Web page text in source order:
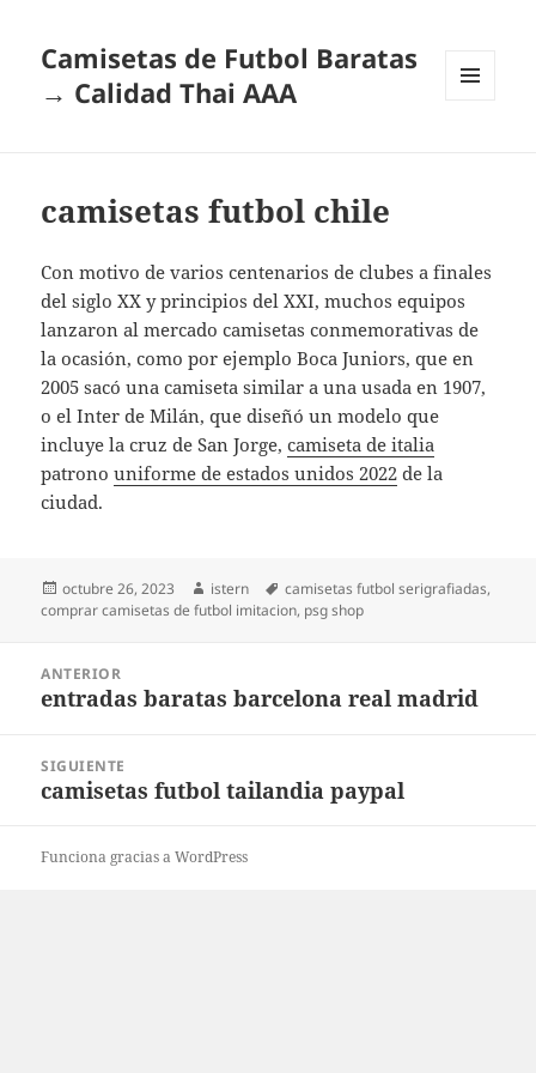
Camisetas de Futbol Baratas
→ Calidad Thai AAA
camisetas futbol chile
Con motivo de varios centenarios de clubes a finales
del siglo XX y principios del XXI, muchos equipos
lanzaron al mercado camisetas conmemorativas de
la ocasión, como por ejemplo Boca Juniors, que en
2005 sacó una camiseta similar a una usada en 1907,
o el Inter de Milán, que diseñó un modelo que
incluye la cruz de San Jorge,camiseta de italia
patronouniforme de estados unidos 2022 de la
ciudad.
Publicado
el
octubre 26, 2023 Autor
istern Etiquetas
camisetas futbol serigrafiadas,
comprar camisetas de futbol imitacion, psg shop
entradas
ANTERIOR
Entrada
entradas baratas barcelona real madrid
SIGUIENTE
Entrada
camisetas futbol tailandia paypal
Funciona gracias a WordPress